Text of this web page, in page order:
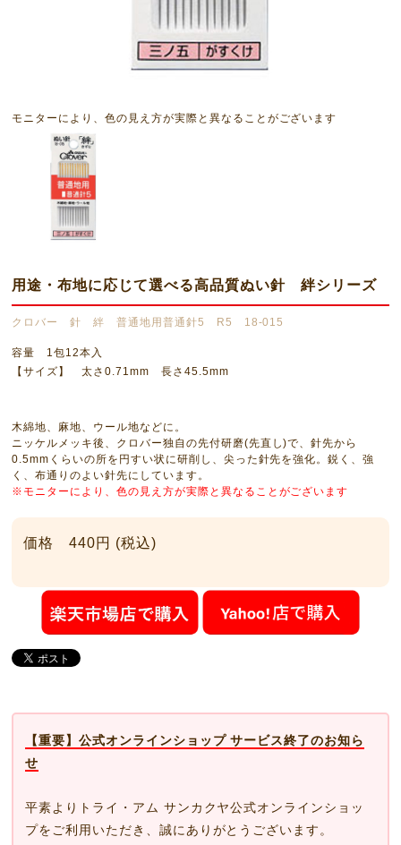
モニターにより、色の見え方が実際と異なることがございます
用途・布地に応じて選べる高品質ぬい針 絆シリーズ
クロバー 針 絆 普通地用普通針5 R5 18-015
容量 1包12本入
【サイズ】 太さ0.71mm 長さ45.5mm
木綿地、麻地、ウール地などに。
ニッケルメッキ後、クロバー独自の先付研磨(先直し)で、針先から
0.5mmくらいの所を円すい状に研削し、尖った針先を強化。鋭く、強
く、布通りのよい針先にしています。
※モニターにより、色の見え方が実際と異なることがございます
価格 440円 (税込)
【重要】公式オンラインショップ サービス終了のお知ら
せ
平素よりトライ・アム サンカクヤ公式オンラインショッ
プをご利用いただき、誠にありがとうございます。